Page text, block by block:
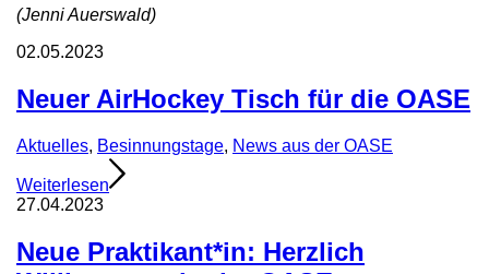
(Jenni Auerswald)
02.05.2023
Neuer AirHockey Tisch für die OASE
Aktuelles, Besinnungstage, News aus der OASE
Weiterlesen
27.04.2023
Neue Praktikant*in: Herzlich